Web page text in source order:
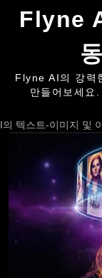
Flyne
Flyne AI의 강력
만들어보세요
의 텍스트-이미지 및